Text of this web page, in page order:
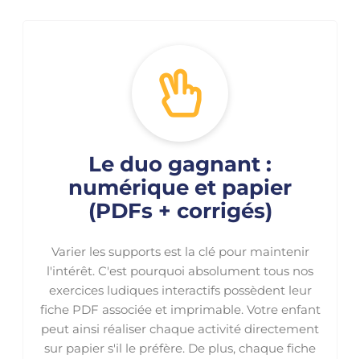
Le duo gagnant :
numérique et papier
(PDFs + corrigés)
Varier les supports est la clé pour maintenir
l'intérêt. C'est pourquoi absolument tous nos
exercices ludiques interactifs possèdent leur
fiche PDF associée et imprimable. Votre enfant
peut ainsi réaliser chaque activité directement
sur papier s'il le préfère. De plus, chaque fiche